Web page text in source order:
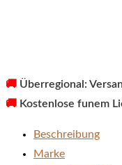
🚚 Überregional:
🚚 Kostenlose funem
Beschreibung
Marke